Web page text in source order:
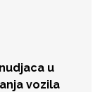
u
vozila